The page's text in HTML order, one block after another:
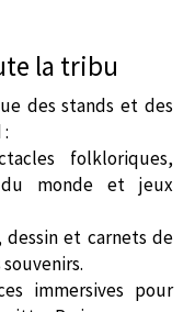
la tribu
des stands et des
folkloriques,
du monde et jeux
dessin et carnets de
immersives pour